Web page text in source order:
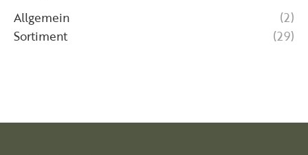
Allgemein
(2)
Sortiment
(29)